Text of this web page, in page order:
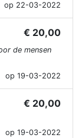
op 22-03-2022
€ 20,00
de mensen
op 19-03-2022
€ 20,00
op 19-03-2022